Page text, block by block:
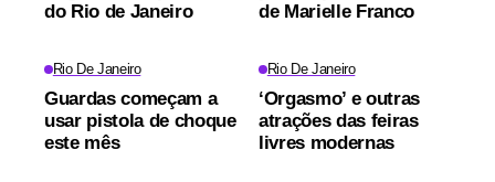
do Rio de Janeiro
de Marielle Franco
Rio De Janeiro
Guardas começam a
usar pistola de choque
este mês
Rio De Janeiro
‘Orgasmo’ e outras
atrações das feiras
livres modernas